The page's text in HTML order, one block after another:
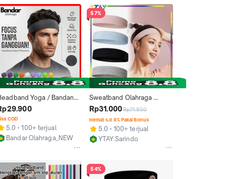
Yoga / Bandana
/ Headband
9 Warna
COD
5.0
100+ terjual
Bandar Olahraga_NEW
57%
Sweatband Olahraga
Gym/Headband Bandana
Olahraga/Fitness Yoga
Running
Rp31.000Rp71.500
Hemat s.d 8% Pakai Bonus
5.0
100+ terjual
YTAY.Sarindo
54%